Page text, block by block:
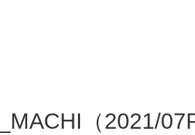
（2021/